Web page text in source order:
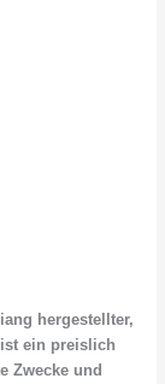
hergestellter,
ein preislich
Zwecke und